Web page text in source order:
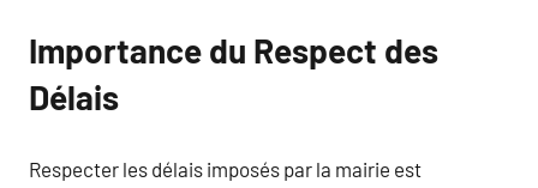
Importance du Respect des
Délais
Respecter les délais imposés par la mairie est